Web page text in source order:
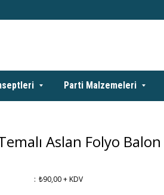
Parti Malzemeleri
Aslan Folyo
: ₺90,00+ KDV